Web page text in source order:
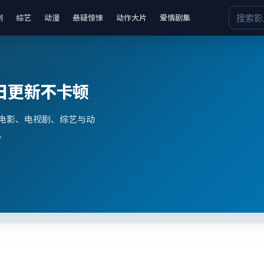
综艺 动漫 悬疑惊悚 动作大片 爱情剧集
新不卡顿
影、电视剧、综艺与动